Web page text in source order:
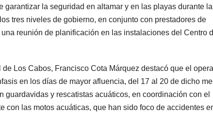
garantizar la seguridad en altamar y en las playas durante la
tres niveles de gobierno, en conjunto con prestadores de
reunión de planificación en las instalaciones del Centro
Los Cabos, Francisco Cota Márquez destacó que el
en los días de mayor afluencia, del 17 al 20 de dicho
y rescatistas acuáticos, en coordinación con el
con las motos acuáticas, que han sido foco de accidentes